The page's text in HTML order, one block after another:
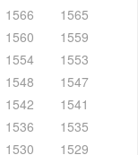
1566
1565
1560
1559
1554
1553
1548
1547
1542
1541
1536
1535
1530
1529